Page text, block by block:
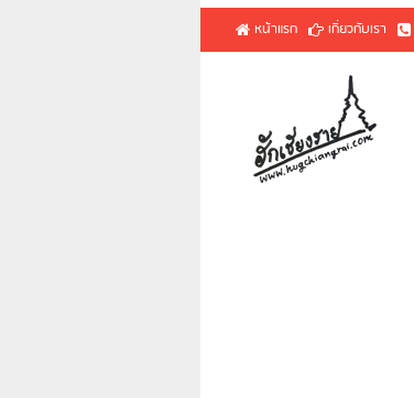
หน้าแรก เกี่ยวกับเรา